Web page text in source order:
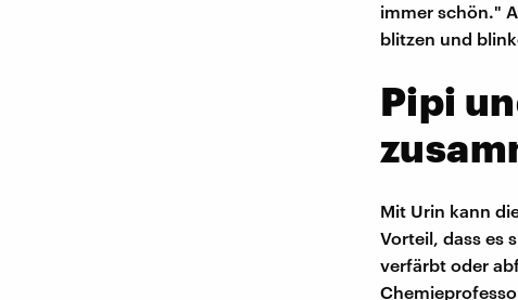
immer schön."
blitzen und
Pipi
Mit Urin kann
Vorteil, dass es
verfärbt oder